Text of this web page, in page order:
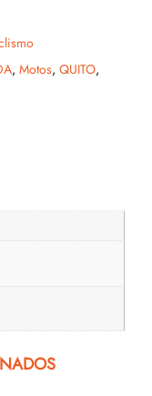
, Motos, QUITO,